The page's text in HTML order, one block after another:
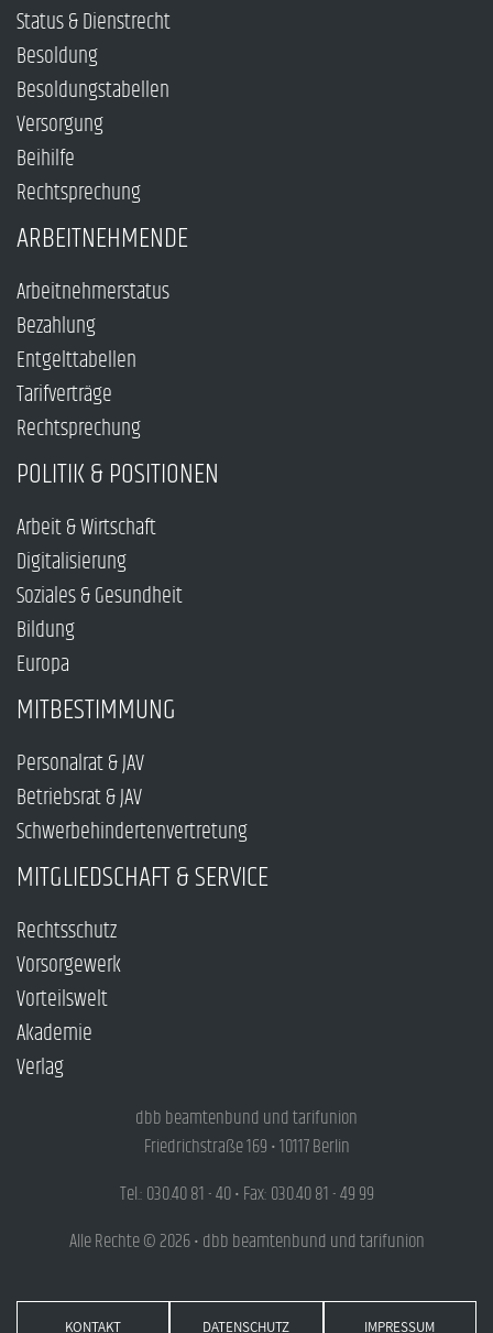
Status & Dienstrecht
Besoldung
Besoldungstabellen
Versorgung
Beihilfe
Rechtsprechung
ARBEITNEHMENDE
Arbeitnehmerstatus
Bezahlung
Entgelttabellen
Tarifverträge
Rechtsprechung
POLITIK & POSITIONEN
Arbeit & Wirtschaft
Digitalisierung
Soziales & Gesundheit
Bildung
Europa
MITBESTIMMUNG
Personalrat & JAV
Betriebsrat & JAV
Schwerbehindertenvertretung
MITGLIEDSCHAFT & SERVICE
Rechtsschutz
Vorsorgewerk
Vorteilswelt
Akademie
Verlag
dbb beamtenbund und tarifunion
Friedrichstraße 169 • 10117 Berlin
Tel.: 030.40 81 - 40 • Fax: 030.40 81 - 49 99
Alle Rechte © 2026 • dbb beamtenbund und tarifunion
KONTAKT DATENSCHUTZ IMPRESSUM